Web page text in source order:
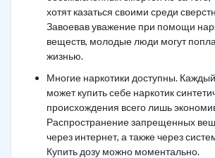
хотят казаться своими среди
Завоевав уважение при помощи
веществ, молодые люди могут
жизнью.
Многие наркотики доступны.
может купить себе наркотик
происхождения всего лишь
Распространение запрещенных
через интернет, а также через
Купить дозу можно моментально.